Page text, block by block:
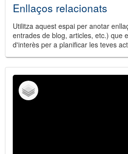
Enllaços relacionats
Utilitza aquest espai per anotar
entrades de blog, articles, etc.) que
d'interès per a planificar les teves